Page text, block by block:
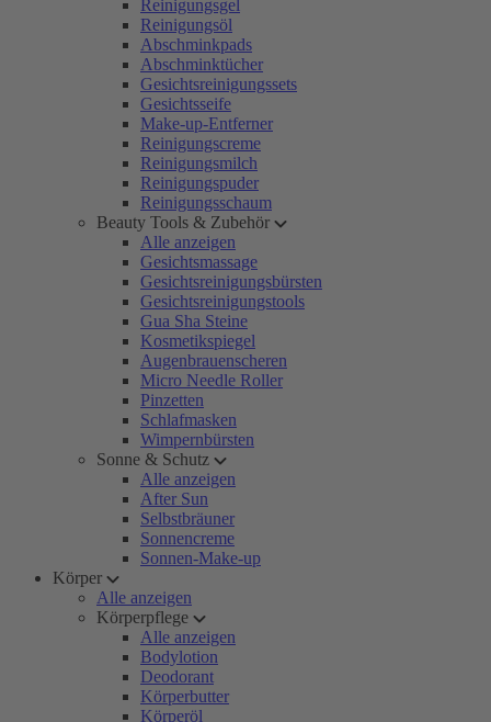
Reinigungsgel
Reinigungsöl
Abschminkpads
Abschminktücher
Gesichtsreinigungssets
Gesichtsseife
Make-up-Entferner
Reinigungscreme
Reinigungsmilch
Reinigungspuder
Reinigungsschaum
Beauty Tools & Zubehör
Alle anzeigen
Gesichtsmassage
Gesichtsreinigungsbürsten
Gesichtsreinigungstools
Gua Sha Steine
Kosmetikspiegel
Augenbrauenscheren
Micro Needle Roller
Pinzetten
Schlafmasken
Wimpernbürsten
Sonne & Schutz
Alle anzeigen
After Sun
Selbstbräuner
Sonnencreme
Sonnen-Make-up
Körper
Alle anzeigen
Körperpflege
Alle anzeigen
Bodylotion
Deodorant
Körperbutter
Körperöl